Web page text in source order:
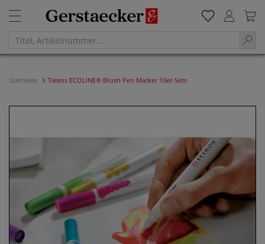
Startseite Talens ECOLINE® Brush Pen Marker 10er-Sets